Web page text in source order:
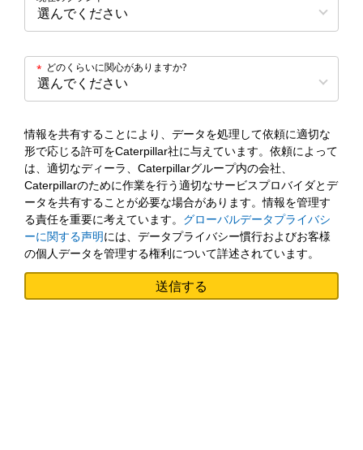
どのくらいに関心がありますか?
*
情報を共有することにより、データを処理して依頼に適切な
形で応じる許可をCaterpillar社に与えています。依頼によって
は、適切なディーラ、Caterpillarグループ内の会社、
Caterpillarのために作業を行う適切なサービスプロバイダとデ
ータを共有することが必要な場合があります。情報を管理す
る責任を重要に考えています。 グローバルデータプライバシ
ーに関する声明には、データプライバシー慣行およびお客様
の個人データを管理する権利について詳述されています。